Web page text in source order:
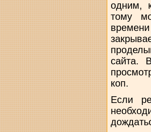
одним,
тому
сайта.
коп.
Если